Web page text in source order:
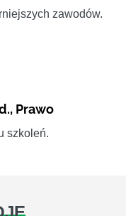
zawodów.
, Prawo
szkoleń.